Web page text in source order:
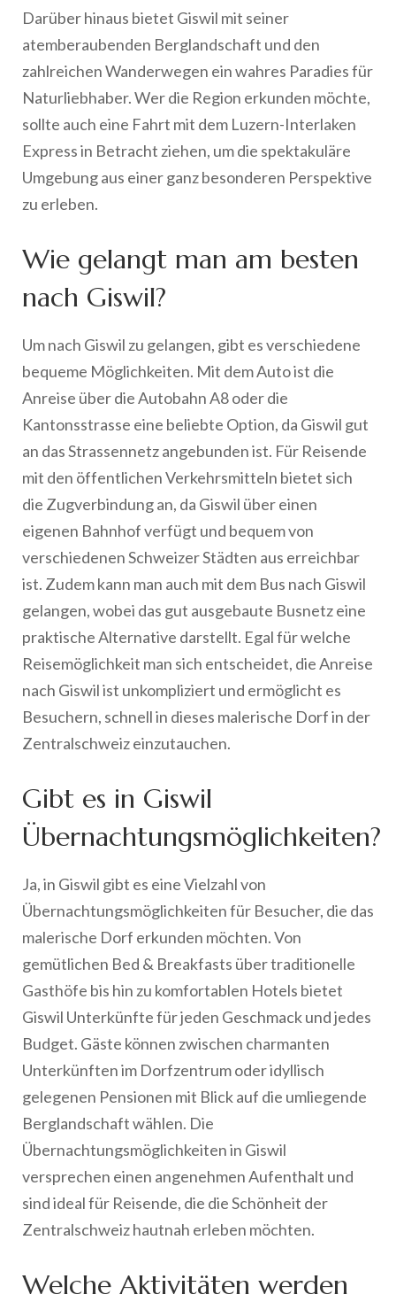
Darüber hinaus bietet Giswil mit seiner
atemberaubenden Berglandschaft und den
zahlreichen Wanderwegen ein wahres Paradies für
Naturliebhaber. Wer die Region erkunden möchte,
sollte auch eine Fahrt mit dem Luzern-Interlaken
Express in Betracht ziehen, um die spektakuläre
Umgebung aus einer ganz besonderen Perspektive
zu erleben.
Wie gelangt man am besten
nach Giswil?
Um nach Giswil zu gelangen, gibt es verschiedene
bequeme Möglichkeiten. Mit dem Auto ist die
Anreise über die Autobahn A8 oder die
Kantonsstrasse eine beliebte Option, da Giswil gut
an das Strassennetz angebunden ist. Für Reisende
mit den öffentlichen Verkehrsmitteln bietet sich
die Zugverbindung an, da Giswil über einen
eigenen Bahnhof verfügt und bequem von
verschiedenen Schweizer Städten aus erreichbar
ist. Zudem kann man auch mit dem Bus nach Giswil
gelangen, wobei das gut ausgebaute Busnetz eine
praktische Alternative darstellt. Egal für welche
Reisemöglichkeit man sich entscheidet, die Anreise
nach Giswil ist unkompliziert und ermöglicht es
Besuchern, schnell in dieses malerische Dorf in der
Zentralschweiz einzutauchen.
Gibt es in Giswil
Übernachtungsmöglichkeiten?
Ja, in Giswil gibt es eine Vielzahl von
Übernachtungsmöglichkeiten für Besucher, die das
malerische Dorf erkunden möchten. Von
gemütlichen Bed & Breakfasts über traditionelle
Gasthöfe bis hin zu komfortablen Hotels bietet
Giswil Unterkünfte für jeden Geschmack und jedes
Budget. Gäste können zwischen charmanten
Unterkünften im Dorfzentrum oder idyllisch
gelegenen Pensionen mit Blick auf die umliegende
Berglandschaft wählen. Die
Übernachtungsmöglichkeiten in Giswil
versprechen einen angenehmen Aufenthalt und
sind ideal für Reisende, die die Schönheit der
Zentralschweiz hautnah erleben möchten.
Welche Aktivitäten werden